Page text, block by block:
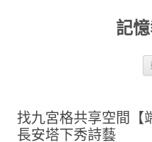
記
找九宮格共享空間【
長安塔下秀詩藝